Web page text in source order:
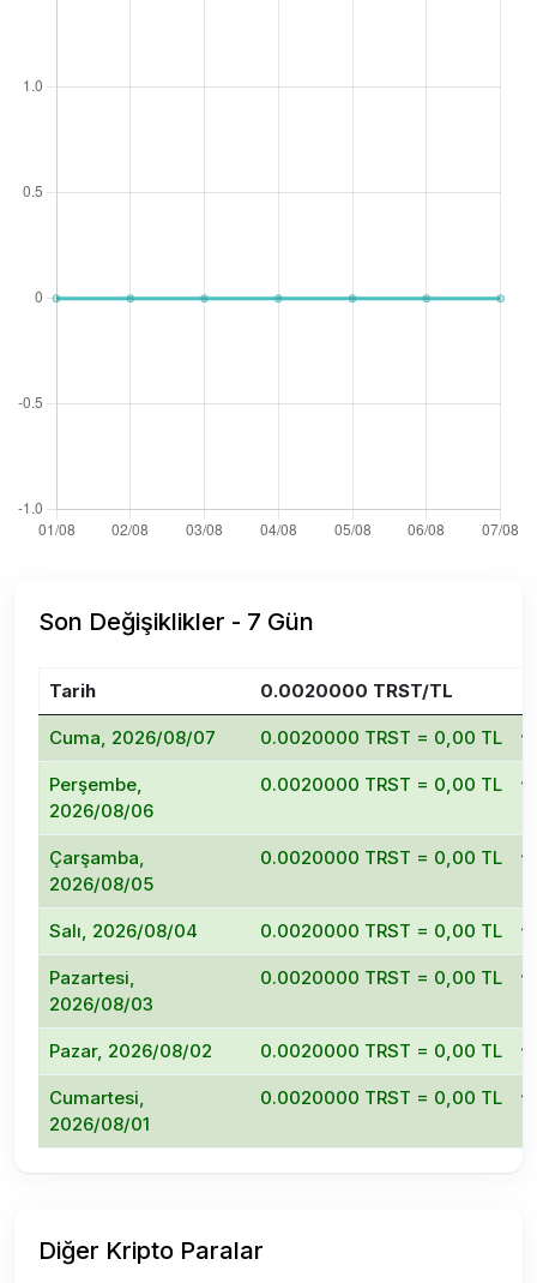
Son Değişiklikler - 7 Gün
Tarih 0.0020000 TRST/TL
Cuma, 2026/08/07 0.0020000 TRST = 0,00 TL
Perşembe,
2026/08/06
0.0020000 TRST = 0,00 TL
Çarşamba,
2026/08/05
0.0020000 TRST = 0,00 TL
Salı, 2026/08/04 0.0020000 TRST = 0,00 TL
Pazartesi,
2026/08/03
0.0020000 TRST = 0,00 TL
Pazar, 2026/08/02 0.0020000 TRST = 0,00 TL
Cumartesi,
2026/08/01
0.0020000 TRST = 0,00 TL
Diğer Kripto Paralar